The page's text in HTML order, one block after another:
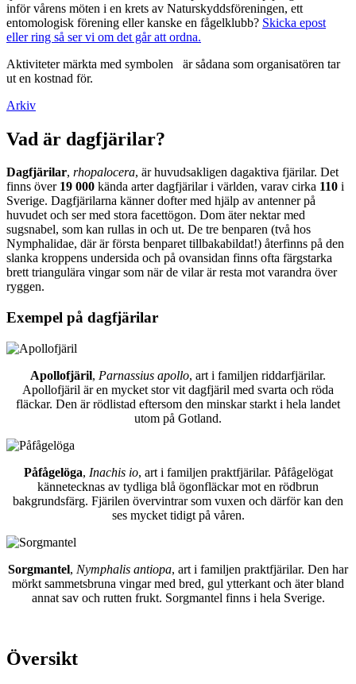
inför vårens möten i en krets av Naturskyddsföreningen, ett
entomologisk förening eller kanske en fågelklubb? Skicka epost
eller ring så ser vi om det går att ordna.
Aktiviteter märkta med symbolen
är sådana som organisatören tar
ut en kostnad för.
Arkiv
Vad är dagfjärilar?
Dagfjärilar, rhopalocera, är huvudsakligen dagaktiva fjärilar. Det
finns över 19 000 kända arter dagfjärilar i världen, varav cirka 110 i
Sverige. Dagfjärilarna känner dofter med hjälp av antenner på
huvudet och ser med stora facettögon. Dom äter nektar med
sugsnabel, som kan rullas in och ut. De tre benparen (två hos
Nymphalidae, där är första benparet tillbakabildat!) återfinns på den
slanka kroppens undersida och på ovansidan finns ofta färgstarka
brett triangulära vingar som när de vilar är resta mot varandra över
ryggen.
Exempel på dagfjärilar
Apollofjäril, Parnassius apollo, art i familjen riddarfjärilar.
Apollofjäril är en mycket stor vit dagfjäril med svarta och röda
fläckar. Den är rödlistad eftersom den minskar starkt i hela landet
utom på Gotland.
Påfågelöga, Inachis io, art i familjen praktfjärilar. Påfågelögat
kännetecknas av tydliga blå ögonfläckar mot en rödbrun
bakgrundsfärg. Fjärilen övervintrar som vuxen och därför kan den
ses mycket tidigt på våren.
Sorgmantel, Nymphalis antiopa, art i familjen praktfjärilar. Den har
mörkt sammetsbruna vingar med bred, gul ytterkant och äter bland
annat sav och rutten frukt. Sorgmantel finns i hela Sverige.
Översikt